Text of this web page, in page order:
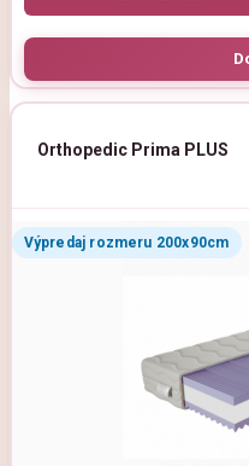
Orthopedic Prima PLUS
Výpredaj rozmeru 200x90cm